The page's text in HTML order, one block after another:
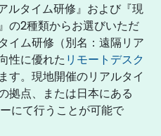
ルタイム研修』および『現
の2種類からお選びいただ
イム研修（別名：遠隔リア
性に優れたリモートデスク
す。現地開催のリアルタイ
拠点、または日本にある
にて行うことが可能で